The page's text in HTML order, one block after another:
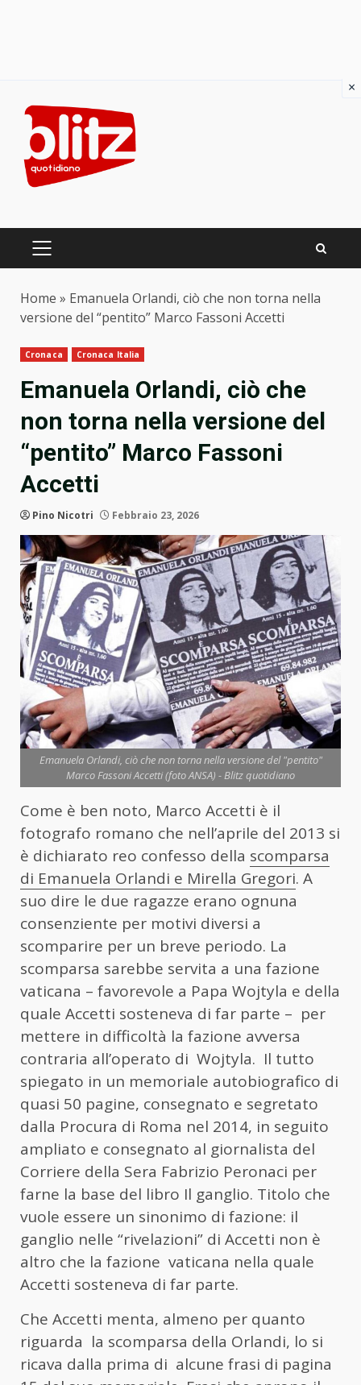
content
PRIMARY
Home » Emanuela Orlandi, ciò che non torna nella
versione del “pentito” Marco Fassoni Accetti
Cronaca Cronaca Italia
Emanuela Orlandi, ciò che
non torna nella versione del
“pentito” Marco Fassoni
Accetti
Pino Nicotri Febbraio 23, 2026
Emanuela Orlandi, ciò che non torna nella versione del "pentito"
Marco Fassoni Accetti (foto ANSA) - Blitz quotidiano
Come è ben noto, Marco Accetti è il
fotografo romano che nell’aprile del 2013 si
è dichiarato reo confesso della scomparsa
di Emanuela Orlandi e Mirella Gregori. A
suo dire le due ragazze erano ognuna
consenziente per motivi diversi a
scomparire per un breve periodo. La
scomparsa sarebbe servita a una fazione
vaticana – favorevole a Papa Wojtyla e della
quale Accetti sosteneva di far parte – per
mettere in difficoltà la fazione avversa
contraria all’operato di Wojtyla. Il tutto
spiegato in un memoriale autobiografico di
quasi 50 pagine, consegnato e segretato
dalla Procura di Roma nel 2014, in seguito
ampliato e consegnato al giornalista del
Corriere della Sera Fabrizio Peronaci per
farne la base del libro Il ganglio. Titolo che
vuole essere un sinonimo di fazione: il
ganglio nelle “rivelazioni” di Accetti non è
altro che la fazione vaticana nella quale
Accetti sosteneva di far parte.
Che Accetti menta, almeno per quanto
riguarda la scomparsa della Orlandi, lo si
ricava dalla prima di alcune frasi di pagina
×